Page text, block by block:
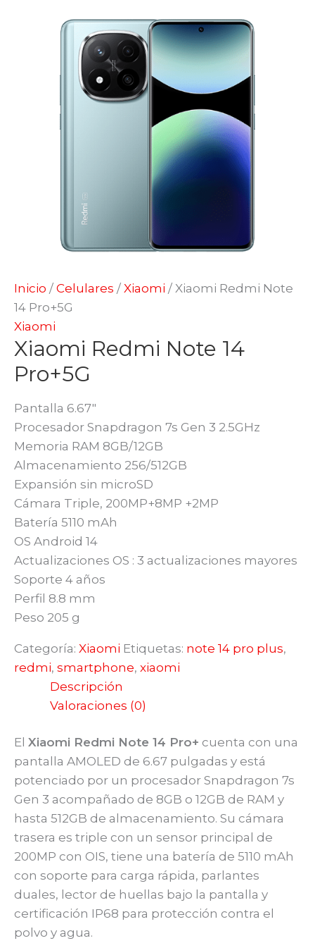
Inicio / Celulares / Xiaomi / Xiaomi Redmi Note
14 Pro+5G
Xiaomi
Xiaomi Redmi Note 14
Pro+5G
Pantalla 6.67″
Procesador Snapdragon 7s Gen 3 2.5GHz
Memoria RAM 8GB/12GB
Almacenamiento 256/512GB
Expansión sin microSD
Cámara Triple, 200MP+8MP +2MP
Batería 5110 mAh
OS Android 14
Actualizaciones OS : 3 actualizaciones mayores
Soporte 4 años
Perfil 8.8 mm
Peso 205 g
Categoría: Xiaomi Etiquetas: note 14 pro plus,
redmi, smartphone, xiaomi
Descripción
Valoraciones (0)
El Xiaomi Redmi Note 14 Pro+ cuenta con una
pantalla AMOLED de 6.67 pulgadas y está
potenciado por un procesador Snapdragon 7s
Gen 3 acompañado de 8GB o 12GB de RAM y
hasta 512GB de almacenamiento. Su cámara
trasera es triple con un sensor principal de
200MP con OIS, tiene una batería de 5110 mAh
con soporte para carga rápida, parlantes
duales, lector de huellas bajo la pantalla y
certificación IP68 para protección contra el
polvo y agua.